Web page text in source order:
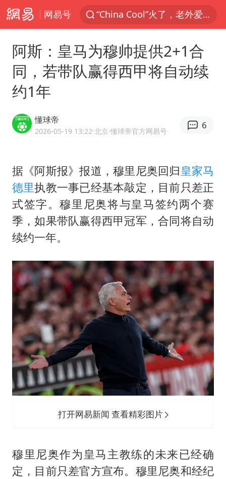
网易号
“China Cool”火了，老外爱上中国避暑游
张本智和：零封向鹏不意外
用AI造出新病毒意味着什么
浙江最强风雨时段已锁定
美股创4月份以来最大单周涨幅
台风白海豚登陆点缩圈
上半年国内居民出游人次34.63亿
泰国校园枪击事件已致8死30余伤
光伏八巨头签署“不低于成本价”倡议
多所幼师院校开设养老专业
台州《告全体市民书》：非必要不外出
夯实基础开新局
阿斯：皇马为穆帅提供2+1合
同，若带队赢得西甲将自动续
约1年
懂球帝
2026-05-19 13:22·北京·懂球帝官方网易号
6
据《阿斯报》报道，穆里尼奥回归皇家马
德里执教一事已经基本敲定，目前只差正
式签字。穆里尼奥将与皇马签约两个赛
季，如果带队赢得西甲冠军，合同将自动
续约一年。
打开网易新闻 查看精彩图片
穆里尼奥作为皇马主教练的未来已经确
定，目前只差官方宣布。穆里尼奥和经纪